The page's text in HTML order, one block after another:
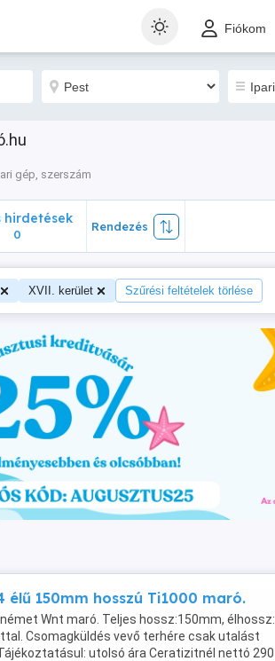
Fiókom
gép, szerszám
hirdetések
0
Rendezés
XVII. kerület Szűrési feltételek törlése
élű 150mm hosszú Ti1000 maró.
német Wnt maró. Teljes hossz:150mm, élhossz:
Csomagküldés vevő terhére csak utalást
utolsó ára Ceratizitnél nettó 290